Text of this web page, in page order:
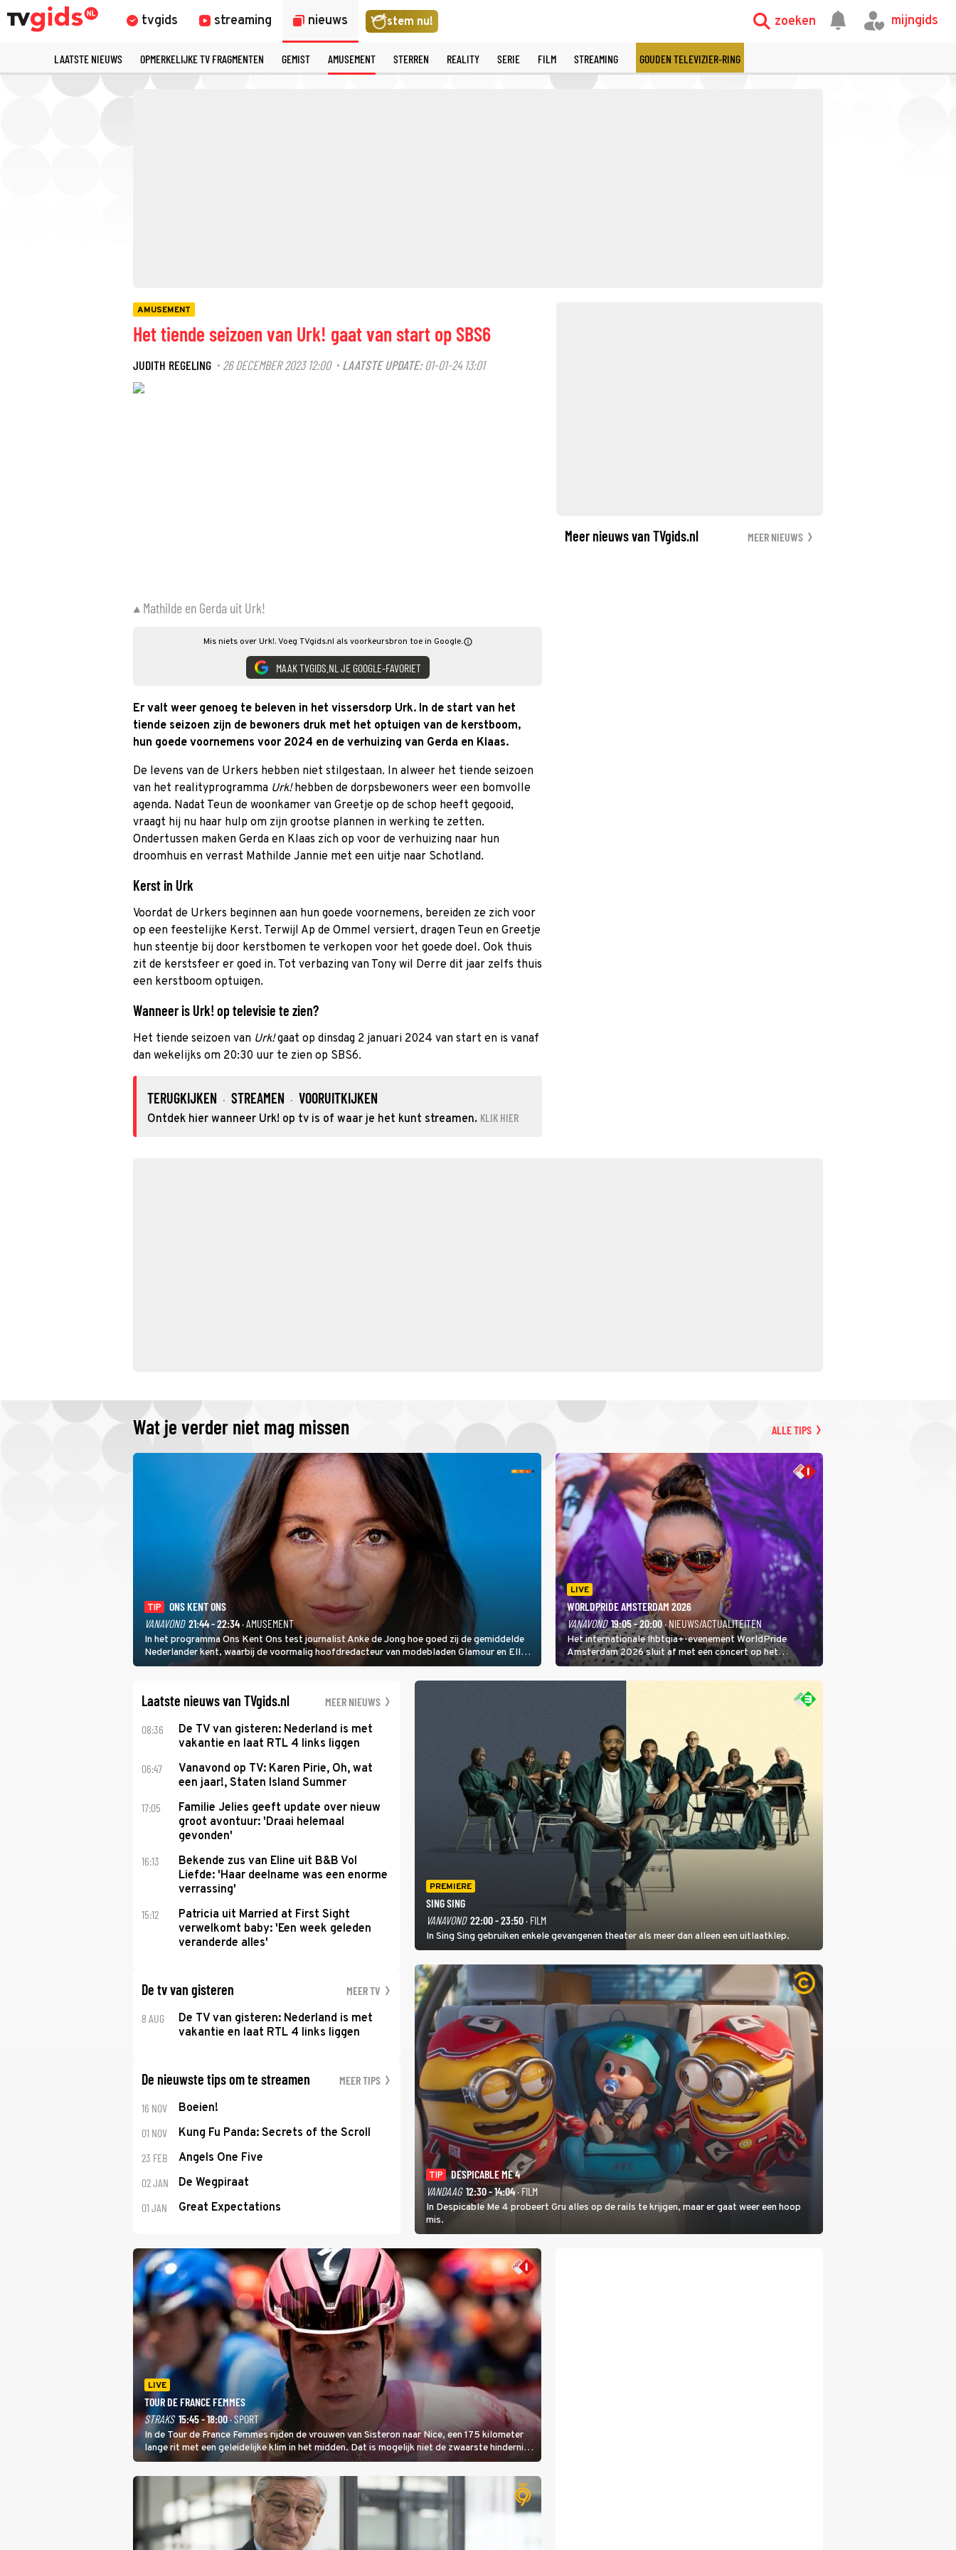
tvgids streaming nieuws stem nu! zoeken mijngids
LAATSTE NIEUWS OPMERKELIJKE TV FRAGMENTEN GEMIST AMUSEMENT STERREN REALITY SERIE FILM STREAMING GOUDEN TELEVIZIER-RING
AMUSEMENT
Het tiende seizoen van Urk! gaat van start op SBS6
JUDITH REGELING · 26 DECEMBER 2023 12:00· LAATSTE UPDATE: 01-01-24 13:01
Mathilde en Gerda uit Urk!
Mis niets over Urk!. Voeg TVgids.nl als voorkeursbron toe in Google.
MAAK TVGIDS.NL JE GOOGLE-FAVORIET
Er valt weer genoeg te beleven in het vissersdorp Urk. In de start van het
tiende seizoen zijn de bewoners druk met het optuigen van de kerstboom,
hun goede voornemens voor 2024 en de verhuizing van Gerda en Klaas.
De levens van de Urkers hebben niet stilgestaan. In alweer het tiende seizoen
van het realityprogramma Urk!hebben de dorpsbewoners weer een bomvolle
agenda. Nadat Teun de woonkamer van Greetje op de schop heeft gegooid,
vraagt hij nu haar hulp om zijn grootse plannen in werking te zetten.
Ondertussen maken Gerda en Klaas zich op voor de verhuizing naar hun
droomhuis en verrast Mathilde Jannie met een uitje naar Schotland.
Kerst in Urk
Voordat de Urkers beginnen aan hun goede voornemens, bereiden ze zich voor
op een feestelijke Kerst. Terwijl Ap de Ommel versiert, dragen Teun en Greetje
hun steentje bij door kerstbomen te verkopen voor het goede doel. Ook thuis
zit de kerstsfeer er goed in. Tot verbazing van Tony wil Derre dit jaar zelfs thuis
een kerstboom optuigen.
Wanneer is Urk! op televisie te zien?
Het tiende seizoen van Urk!gaat op dinsdag 2 januari 2024 van start en is vanaf
dan wekelijks om 20:30 uur te zien op SBS6.
TERUGKIJKEN · STREAMEN · VOORUITKIJKEN
Ontdek hier wanneer Urk! op tv is of waar je het kunt streamen. KLIK HIER
Meer nieuws van TVgids.nl MEER NIEUWS
Wat je verder niet mag missen ALLE TIPS
TIP
ONS KENT ONS
VANAVOND 21:44 - 22:34· AMUSEMENT
In het programma Ons Kent Ons test journalist Anke de Jong hoe goed zij de gemiddelde
Nederlander kent, waarbij de voormalig hoofdredacteur van modebladen Glamour en Elle
het samen met rapper Keizer opneemt tegen Edson da Graça en Marc-Marie Huijbregts.
LIVE
WORLDPRIDE AMSTERDAM 2026
VANAVOND 19:05 - 20:00· NIEUWS/ACTUALITEITEN
Het internationale lhbtqia+-evenement WorldPride
Amsterdam 2026 sluit af met een concert op het
Amsterdamse Museumplein. Anita Doth is een van de
optredende artiesten. In de jaren 90 veroverde ze de
Laatste nieuws van TVgids.nl MEER NIEUWS
08:36
De TV van gisteren: Nederland is met
vakantie en laat RTL 4 links liggen
06:47
Vanavond op TV: Karen Pirie, Oh, wat
een jaar!, Staten Island Summer
17:05
Familie Jelies geeft update over nieuw
groot avontuur: 'Draai helemaal
gevonden'
16:13
Bekende zus van Eline uit B&B Vol
Liefde: 'Haar deelname was een enorme
verrassing'
15:12
Patricia uit Married at First Sight
verwelkomt baby: 'Een week geleden
veranderde alles'
De tv van gisteren MEER TV
8 AUG
De TV van gisteren: Nederland is met
vakantie en laat RTL 4 links liggen
De nieuwste tips om te streamen MEER TIPS
16 NOV Boeien!
01 NOV Kung Fu Panda: Secrets of the Scroll
23 FEB Angels One Five
02 JAN De Wegpiraat
01 JAN Great Expectations
PREMIERE
SING SING
VANAVOND 22:00 - 23:50· FILM
In Sing Sing gebruiken enkele gevangenen theater als meer dan alleen een uitlaatklep.
TIP
DESPICABLE ME 4
VANDAAG 12:30 - 14:04· FILM
In Despicable Me 4 probeert Gru alles op de rails te krijgen, maar er gaat weer een hoop
mis.
LIVE
TOUR DE FRANCE FEMMES
STRAKS 15:45 - 18:00· SPORT
In de Tour de France Femmes rijden de vrouwen van Sisteron naar Nice, een 175 kilometer
lange rit met een geleidelijke klim in het midden. Dat is mogelijk niet de zwaarste hindernis,
dat is de temperatuur. Het kan in Nice namelijk bloedheet worden.